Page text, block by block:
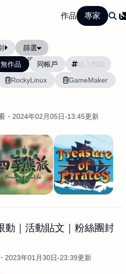
作品 專家
篩選
排序: 活躍度
無作品
同帳戶
RockyLinux GameMaker
2024年02月05日-13:45更新
動｜活動貼文｜粉絲團封
2023年01月30日-23:39更新